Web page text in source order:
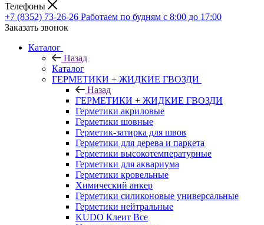
Телефоны
+7 (8352) 73-26-26 Работаем по будням с 8:00 до 17:00
Заказать звонок
Каталог
Назад
Каталог
ГЕРМЕТИКИ + ЖИДКИЕ ГВОЗДИ
Назад
ГЕРМЕТИКИ + ЖИДКИЕ ГВОЗДИ
Герметики акриловые
Герметики шовные
Герметик-затирка для швов
Герметики для дерева и паркета
Герметики высокотемпературные
Герметики для аквариума
Герметики кровельные
Химический анкер
Герметики силиконовые универсальные
Герметики нейтральные
KUDO Клеит Все